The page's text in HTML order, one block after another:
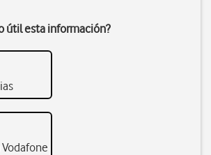
útil esta información?
Vodafone